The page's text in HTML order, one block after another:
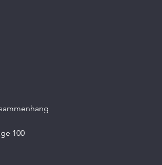
100